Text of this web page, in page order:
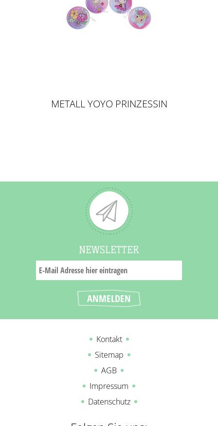
METALL YOYO PRINZESSIN
NEWSLETTER
Kontakt
Sitemap
AGB
Impressum
Datenschutz